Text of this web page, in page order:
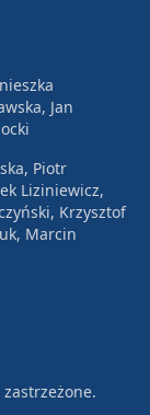
Jan
Piotr
Liziniewicz,
Krzysztof
Marcin